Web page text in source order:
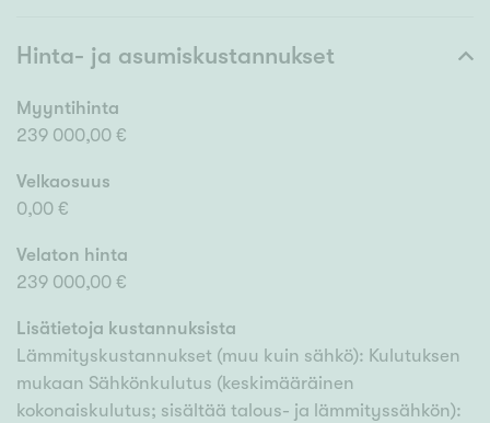
Hinta- ja asumiskustannukset
Myyntihinta
239 000,00 €
Velkaosuus
0,00 €
Velaton hinta
239 000,00 €
Lisätietoja kustannuksista
Lämmityskustannukset (muu kuin sähkö): Kulutuksen
mukaan Sähkönkulutus (keskimääräinen
kokonaiskulutus; sisältää talous- ja lämmityssähkön):